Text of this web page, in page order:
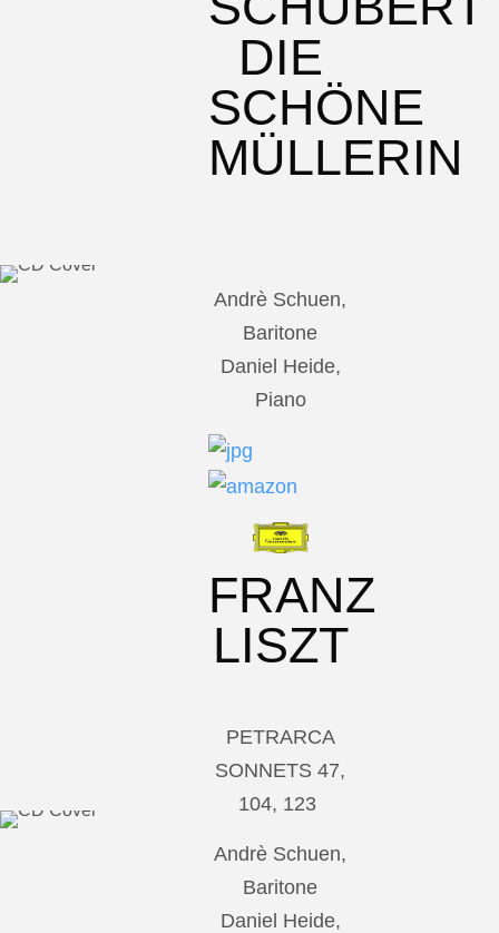
DIE
SCHÖNE
MÜLLERIN
Andrè Schuen,
Baritone
Daniel Heide,
Piano
FRANZ
LISZT
PETRARCA
SONNETS 47,
104, 123
Andrè Schuen,
Baritone
Daniel Heide,